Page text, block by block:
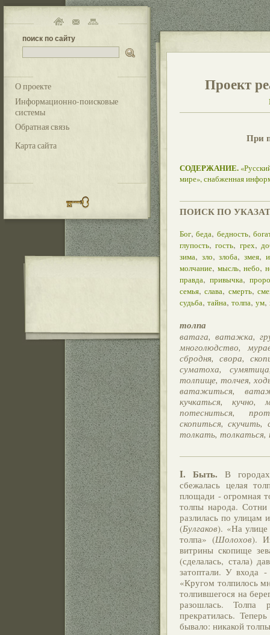
поиск по сайту
О проекте
Информационно-поисковые
системы
Обратная связь
Карта сайта
Проект
При
СОДЕРЖАНИЕ.
мире», снабженная
ПОИСК ПО
Бог,беда, бедность,
глупость,гость, грех,
зима, зло,злоба,змея,
молчание, мысль,небо,
правда,привычка,
семья,слава, смерть,
судьба, тайна, толпа, ум,
толпа
ватага, ватажка,
многолюдство,
сбродня, свора,
суматоха,
толпище, толчея,
ватажиться,
кучкаться, кучно,
потесниться,
скопиться,
толкать, толкаться,
I. Быть.
В
сбежалась целая
площади - огромная
толпы народа. Сотни
разлилась по улицам
(Булгаков). «На улице
толпа» (Шолохов).
витрины скопище
(сделалась, стала)
затоптали. У входа -
«Кругом толпилось
толпившегося на
разошлась. Толпа
прекратилась.
бывало: никакой